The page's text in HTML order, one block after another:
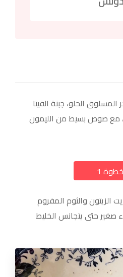
الحلو، جبنة الفيتا
مع صوص بسيط من الليمون
1
والثوم المفروم
حتى يتجانس الخليط